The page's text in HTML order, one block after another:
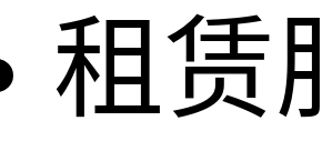
租赁